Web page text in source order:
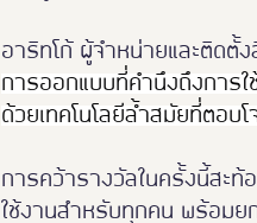
อาริทโก้ ผู้จำหน่ายและติดตั้
การออกแบบที่คำนึงถึงการใ
ด้วยเทคโนโลยีล้ำสมัยที่ตอบ
การคว้ารางวัลในครั้งนี้สะ
ใช้งานสำหรับทุกคน พร้อมย